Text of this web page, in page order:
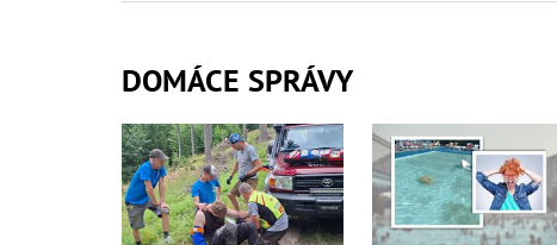
DOMÁCE SPRÁVY